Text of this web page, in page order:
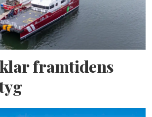
framtidens